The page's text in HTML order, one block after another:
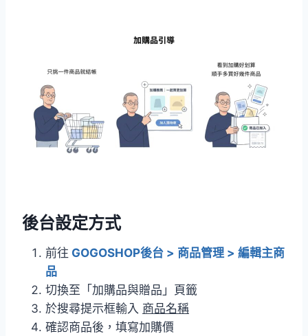
後台設定方式
前往 GOGOSHOP後台 > 商品管理 > 編輯主商
品
切換至「加購品與贈品」頁籤
於搜尋提示框輸入 商品名稱
確認商品後，填寫加購價